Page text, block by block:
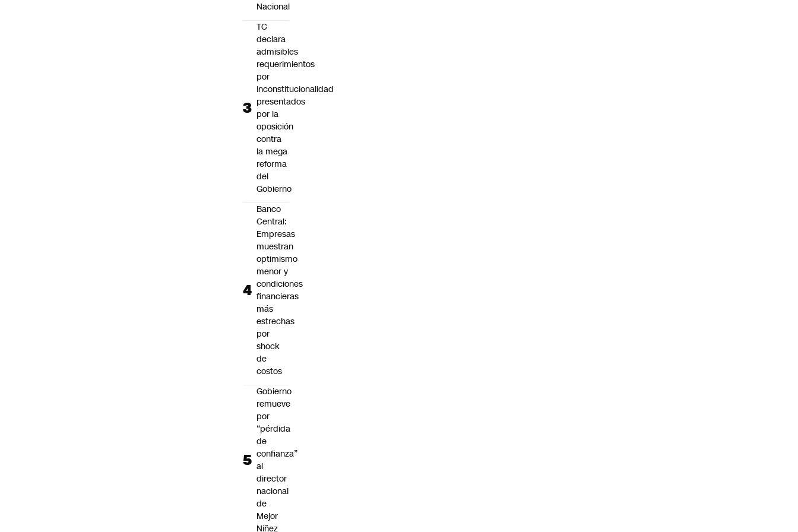
Nacional
TC
declara
admisibles
requerimientos
por
inconstitucionalidad
presentados
por la
oposición
contra
la mega
reforma
del
Gobierno
Banco
Central:
Empresas
muestran
optimismo
menor y
condiciones
financieras
más
estrechas
por
shock
de
costos
Gobierno
remueve
por
“pérdida
de
confianza”
al
director
nacional
de
Mejor
Niñez